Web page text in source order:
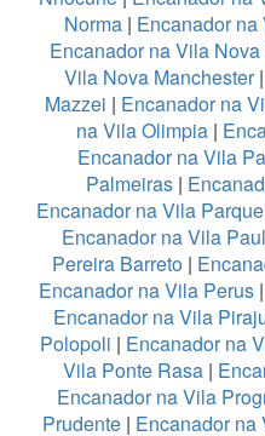
Norma | Encanador
Encanador na Vila
Vila Nova Manchester|
Mazzei | Encanador na
na Vila Olimpia |
Encanador na Vila
Palmeiras|
Encanador na Vila Parque
Encanador na Vila
Pereira Barreto|
Encanador na Vila Perus|
Encanador na Vila
Polopoli | Encanador na
Vila Ponte Rasa|
Encanador na Vila
Prudente | Encanador na